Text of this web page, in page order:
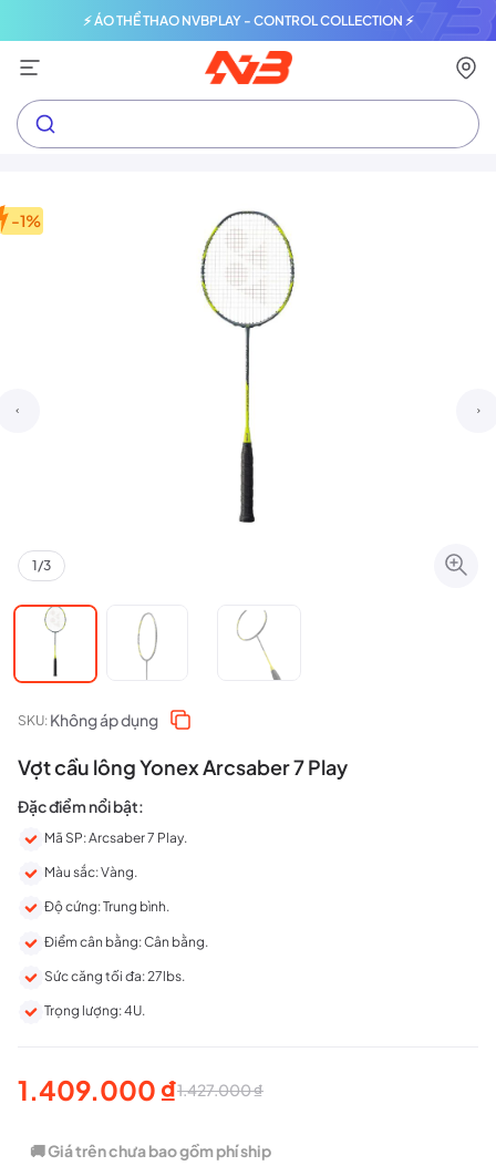
⚡ ÁO THỂ THAO NVBPLAY - CONTROL COLLECTION ⚡
-1%
1/3
SKU: Không áp dụng
Vợt cầu lông Yonex Arcsaber 7 Play
Đặc điểm nổi bật:
Mã SP: Arcsaber 7 Play.
Màu sắc: Vàng.
Độ cứng: Trung bình.
Điểm cân bằng: Cân bằng.
Sức căng tối đa: 27lbs.
Trọng lượng: 4U.
1.427.000₫
Giá
gốc
1.409.000 ₫
Giá
hiện
🚚 Giá trên chưa bao gồm phí ship